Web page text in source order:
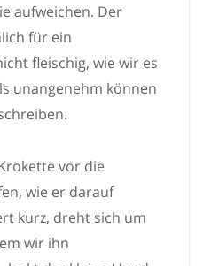
aufweichen. Der
für ein
fleischig, wie wir es
unangenehm können
vor die
wie er darauf
kurz, dreht sich um
wir ihn